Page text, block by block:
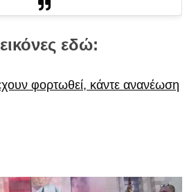
εδώ:
φορτωθεί, κάντε ανανέωση